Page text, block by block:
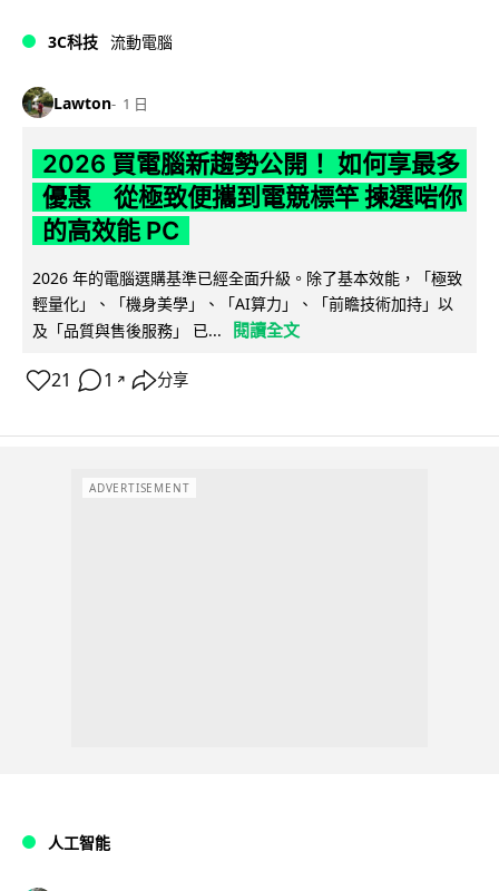
3C科技 流動電腦
Lawton 1 日
2026 買電腦新趨勢公開！ 如何享最多
優惠 從極致便攜到電競標竿 揀選啱你
的高效能 PC
2026 年的電腦選購基準已經全面升級。除了基本效能，「極致
輕量化」、「機身美學」、「AI算力」、「前瞻技術加持」以
及「品質與售後服務」 已...
閱讀全文
21 1 ↗ 分享
ADVERTISEMENT
人工智能